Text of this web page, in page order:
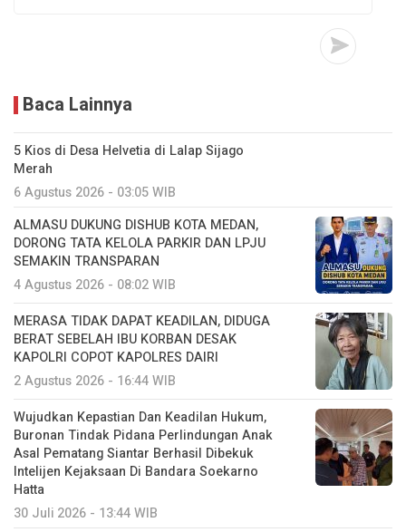
Baca Lainnya
5 Kios di Desa Helvetia di Lalap Sijago
Merah
6 Agustus 2026 - 03:05 WIB
ALMASU DUKUNG DISHUB KOTA MEDAN,
DORONG TATA KELOLA PARKIR DAN LPJU
SEMAKIN TRANSPARAN
4 Agustus 2026 - 08:02 WIB
MERASA TIDAK DAPAT KEADILAN, DIDUGA
BERAT SEBELAH IBU KORBAN DESAK
KAPOLRI COPOT KAPOLRES DAIRI
2 Agustus 2026 - 16:44 WIB
Wujudkan Kepastian Dan Keadilan Hukum,
Buronan Tindak Pidana Perlindungan Anak
Asal Pematang Siantar Berhasil Dibekuk
Intelijen Kejaksaan Di Bandara Soekarno
Hatta
30 Juli 2026 - 13:44 WIB